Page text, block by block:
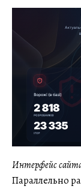
Интерфейс
Параллельно